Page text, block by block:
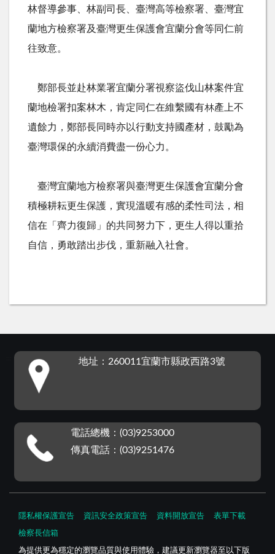
林督導參事、林副司長、臺灣高等檢察署、臺灣宜
蘭地方檢察署及臺灣更生保護會宜蘭分會等同仁前
往致意。
鄭部長並赴林業署宜蘭分署視察盜伐山林案件宜
蘭地檢署扣案林木，肯定同仁在維繫國有林產上不
遺餘力，鄭部長同時亦以行動支持國產材，鼓勵為
臺灣環保的永續消費盡一份心力。
臺灣宜蘭地方檢察署與臺灣更生保護會宜蘭分會
積極耕耘更生保護，實現溫暖有感的柔性司法，相
信在「齊力復歸」的共同努力下，更生人得以重拾
自信，勇敢踏出步伐，重新融入社會。
地址：260011宜蘭市縣政西路3號
電話總機：(03)9253000
傳真電話：(03)9251476
隱私權保護宣告 資訊安全政策宣告 資料開放宣告 表單下載
檢察長信箱
為提供更為穩定的瀏覽品質與使用體驗，建議更新瀏覽器至以下版